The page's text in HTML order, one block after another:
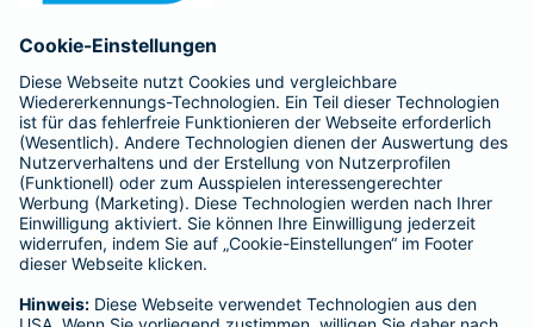
Kranken-Zusatzversicherung
Tierversicherungen
Haftpflichtversicherung
Hausratversicherung
SERVICE
Schaden melden